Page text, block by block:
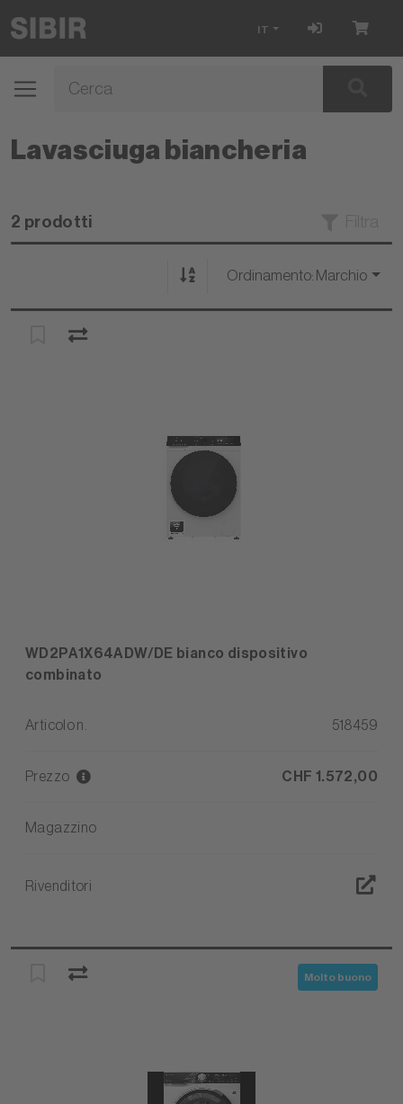
IT
Lavasciuga biancheria
2 prodotti
Ordinamento: Marchio
WD2PA1X64ADW/DE bianco dispositivo
combinato
Articolo n. 518459
Prezzo CHF 1.572,00
Magazzino
Rivenditori
Molto buono